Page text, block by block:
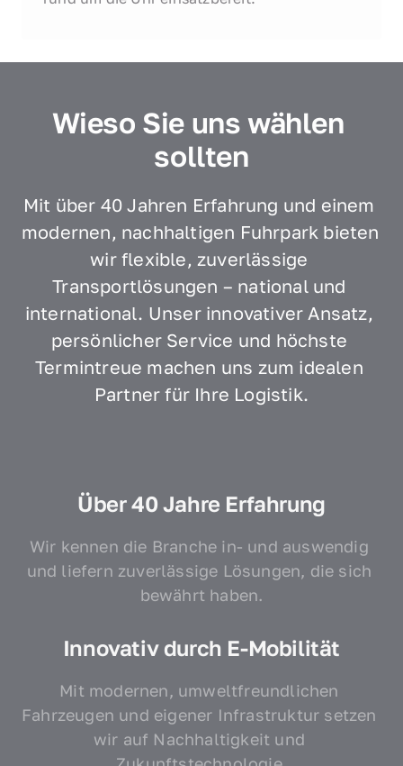
Wieso Sie uns wählen
sollten
Mit über 40 Jahren Erfahrung und einem
modernen, nachhaltigen Fuhrpark bieten
wir flexible, zuverlässige
Transportlösungen – national und
international. Unser innovativer Ansatz,
persönlicher Service und höchste
Termintreue machen uns zum idealen
Partner für Ihre Logistik.
Über 40 Jahre Erfahrung
Wir kennen die Branche in- und auswendig
und liefern zuverlässige Lösungen, die sich
bewährt haben.
Innovativ durch E-Mobilität
Mit modernen, umweltfreundlichen
Fahrzeugen und eigener Infrastruktur setzen
wir auf Nachhaltigkeit und